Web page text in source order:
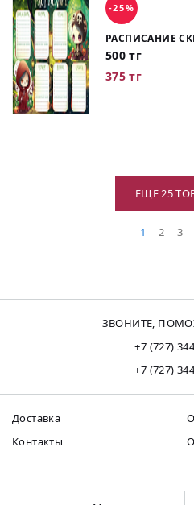
-25%
РАСПИСАНИЕ
500 тг
375 тг
ЕЩЕ 25
1 2 3
ЗВОНИТЕ,
+7 (727)
+7 (727)
Доставка
Контакты